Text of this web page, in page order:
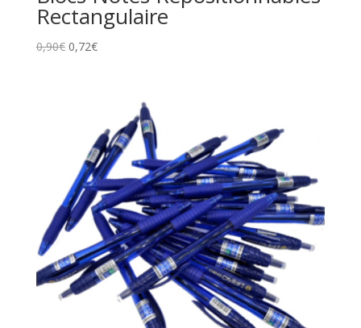
Rectangulaire
0,90€ 0,72€